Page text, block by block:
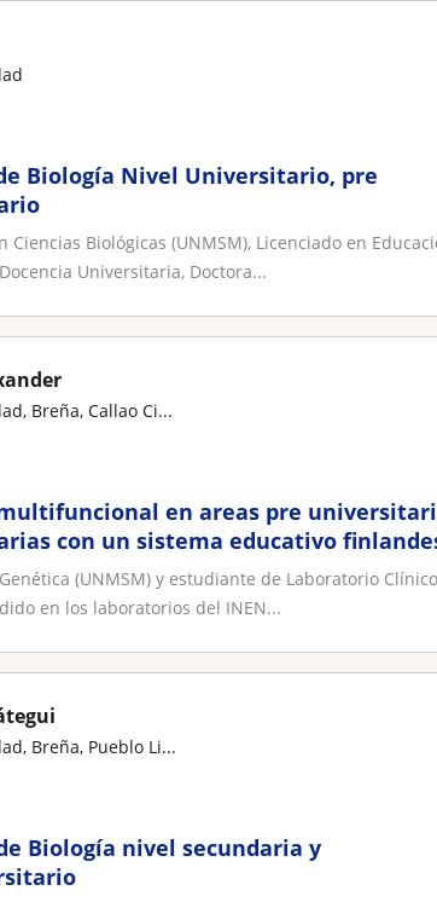
Biología Nivel Universitario, pre
Ciencias Biológicas (UNMSM), Licenciado en
Universitaria, Doctora...
Breña, Callao Ci...
en areas pre
con un sistema educativo
(UNMSM) y estudiante de Laboratorio
en los laboratorios del INEN...
Breña, Pueblo Li...
Biología nivel secundaria y